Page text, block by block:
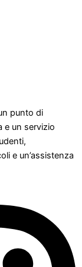
punto di
e un servizio
e un’assistenza